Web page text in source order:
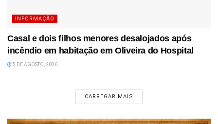
INFORMAÇÃO
Casal e dois filhos menores desalojados após
incêndio em habitação em Oliveira do Hospital
5 DE AGOSTO, 2026
CARREGAR MAIS